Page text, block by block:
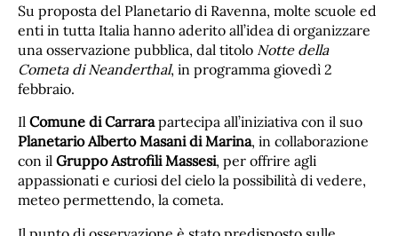
Su proposta del Planetario di Ravenna, molte scuole ed
enti in tutta Italia hanno aderito all’idea di organizzare
una osservazione pubblica, dal titolo Notte della
Cometa di Neanderthal, in programma giovedì 2
febbraio.
Il Comune di Carrarapartecipa all’iniziativa con il suo
Planetario Alberto Masani di Marina, in collaborazione
con il Gruppo Astrofili Massesi, per offrire agli
appassionati e curiosi del cielo la possibilità di vedere,
meteo permettendo, la cometa.